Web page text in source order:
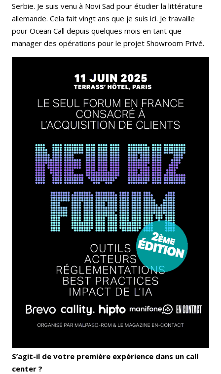
Serbie. Je suis venu à Novi Sad pour étudier la littérature
allemande. Cela fait vingt ans que je suis ici. Je travaille
pour Ocean Call depuis quelques mois en tant que
manager des opérations pour le projet Showroom Privé.
S’agit-il de votre première expérience dans un call
center ?